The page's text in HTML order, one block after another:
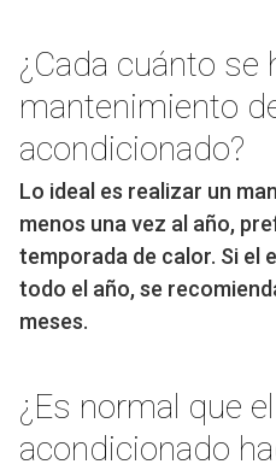
¿Cada cuánto se
mantenimiento
acondicionado?
Lo ideal es realizar un
menos una vez al año,
temporada de calor. Si el
todo el año, se
meses.
¿Es normal que
acondicionado